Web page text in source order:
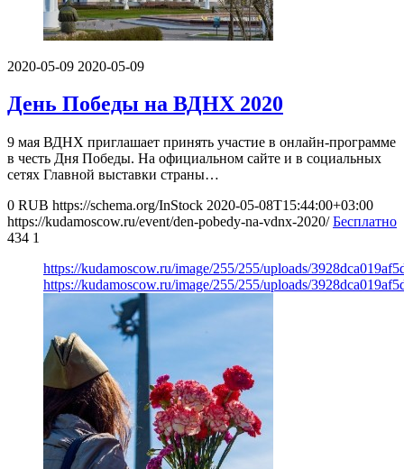
2020-05-09 2020-05-09
День Победы на ВДНХ 2020
9 мая ВДНХ приглашает принять участие в онлайн-программе
в честь Дня Победы. На официальном сайте и в социальных
сетях Главной выставки страны…
0 RUB https://schema.org/InStock 2020-05-08T15:44:00+03:00
https://kudamoscow.ru/event/den-pobedy-na-vdnx-2020/ Бесплатно
434 1
https://kudamoscow.ru/image/255/255/uploads/
https://kudamoscow.ru/image/255/255/uploads/